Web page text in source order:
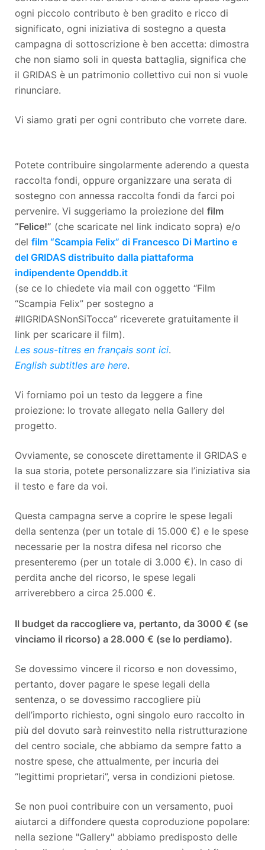
ogni piccolo contributo è ben gradito e ricco di
significato, ogni iniziativa di sostegno a questa
campagna di sottoscrizione è ben accetta: dimostra
che non siamo soli in questa battaglia, significa che
il GRIDAS è un patrimonio collettivo cui non si vuole
rinunciare.
Vi siamo grati per ogni contributo che vorrete dare.
Potete contribuire singolarmente aderendo a questa
raccolta fondi, oppure organizzare una serata di
sostegno con annessa raccolta fondi da farci poi
pervenire. Vi suggeriamo la proiezione del film
“Felice!” (che scaricate nel link indicato sopra) e/o
del film “Scampia Felix” di Francesco Di Martino e
del GRIDAS distribuito dalla piattaforma
indipendente Openddb.it
(se ce lo chiedete via mail con oggetto “Film
“Scampia Felix” per sostegno a
#IlGRIDASNonSiTocca” riceverete gratuitamente il
link per scaricare il film).
Les sous-titres en français sont ici.
English subtitles are here.
Vi forniamo poi un testo da leggere a fine
proiezione: lo trovate allegato nella Gallery del
progetto.
Ovviamente, se conoscete direttamente il GRIDAS e
la sua storia, potete personalizzare sia l’iniziativa sia
il testo e fare da voi.
Questa campagna serve a coprire le spese legali
della sentenza (per un totale di 15.000 €) e le spese
necessarie per la nostra difesa nel ricorso che
presenteremo (per un totale di 3.000 €). In caso di
perdita anche del ricorso, le spese legali
arriverebbero a circa 25.000 €.
Il budget da raccogliere va, pertanto, da 3000 € (se
vinciamo il ricorso) a 28.000 € (se lo perdiamo).
Se dovessimo vincere il ricorso e non dovessimo,
pertanto, dover pagare le spese legali della
sentenza, o se dovessimo raccogliere più
dell’importo richiesto, ogni singolo euro raccolto in
più del dovuto sarà reinvestito nella ristrutturazione
del centro sociale, che abbiamo da sempre fatto a
nostre spese, che attualmente, per incuria dei
“legittimi proprietari”, versa in condizioni pietose.
Se non puoi contribuire con un versamento, puoi
aiutarci a diffondere questa coproduzione popolare:
nella sezione "Gallery" abbiamo predisposto delle